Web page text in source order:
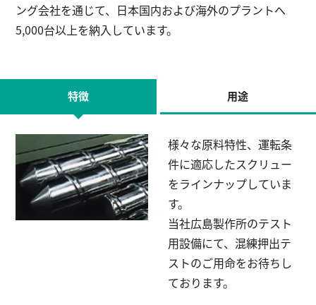
ング会社を通じて、日本国内および海外のプラントへ
5,000台以上を納入しています。
特徴 用途
様々な原料特性、運転条
件に適応したスクリュー
をラインナップしていま
す。
当社広島製作所のテスト
用設備にて、混練押出テ
ストのご用命をお待ちし
ております。